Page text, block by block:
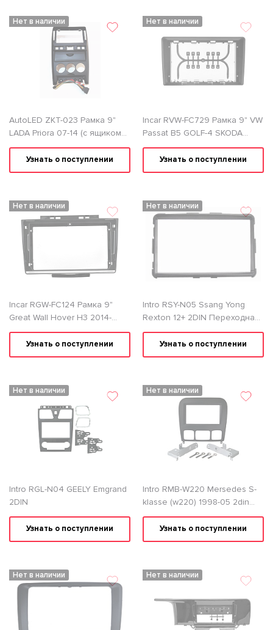
Нет в наличии
AutoLED ZKT-023 Рамка 9"
LADA Priora 07-14 (с ящиком
для хранения) черно-
матовая
Узнать о поступлении
Нет в наличии
Incar RVW-FC729 Рамка 9" VW
Passat B5 GOLF-4 SKODA
Octavia Tour
Узнать о поступлении
Нет в наличии
Incar RGW-FC124 Рамка 9"
Great Wall Hover H3 2014-
2016, Hover H5 2010-2017
Узнать о поступлении
Нет в наличии
Intro RSY-N05 Ssang Yong
Rexton 12+ 2DIN Переходная
рамка
Узнать о поступлении
Нет в наличии
Intro RGL-N04 GEELY Emgrand
2DIN
Узнать о поступлении
Нет в наличии
Intro RMB-W220 Mersedes S-
klasse (w220) 1998-05 2din
Переходная рамка
Узнать о поступлении
Нет в наличии Нет в наличии